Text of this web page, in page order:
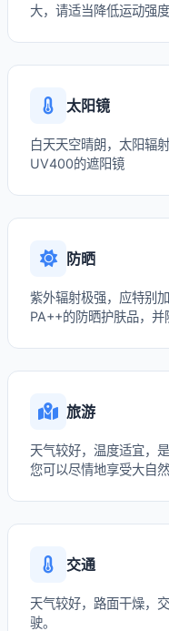
大，请适当降低运动强
太阳镜
白天天空晴朗，太阳辐
UV400的遮阳镜
防晒
紫外辐射极强，应特别
PA++的防晒护肤品，并
旅游
天气较好，温度适宜，
您可以尽情地享受大自然
交通
天气较好，路面干燥，
驶。